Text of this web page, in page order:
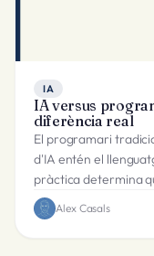
IA
IA versus
diferència real
El programari
d'IA entén el
pràctica determina
negoci el 2026.
Alex Casals